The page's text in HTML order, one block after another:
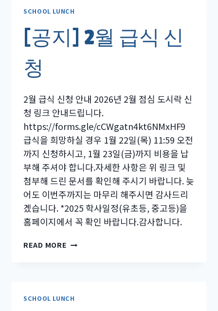
식
청
안
SCHOOL LUNCH
[공지] 2월 급식 신
청
2월 급식 신청 안내 2026년 2월 점심 도시락 신
청 링크 안내드립니다.
https://forms.gle/cCWgatn4kt6NMxHF9
급식을 희망하실 경우 1월 22일(목) 11:59 오전
까지 신청하시고, 1월 23일(금)까지 비용을 납
부해 주셔야 합니다.자세한 사항은 위 링크 및
첨부해 드린 문서를 확인해 주시기 바랍니다. 늦
어도 이번주까지는 마무리 해주시면 감사드리
겠습니다. *2025 학사일정(유초등, 중고등)을
홈페이지에서 꼭 확인 바랍니다.감사합니다.
READ MORE [공
식
SCHOOL LUNCH